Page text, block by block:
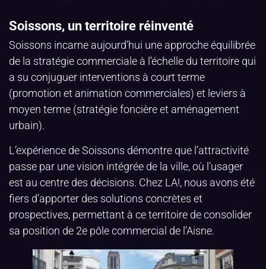
Soissons, un territoire réinventé
Soissons incarne aujourd’hui une approche équilibrée
de la stratégie commerciale à l’échelle du territoire qui
a su conjuguer interventions à court terme
(promotion et animation commerciales) et leviers à
moyen terme (stratégie foncière et aménagement
urbain).
L’expérience de Soissons démontre que l’attractivité
passe par une vision intégrée de la ville, où l’usager
est au centre des décisions. Chez LA!, nous avons été
fiers d’apporter des solutions concrètes et
prospectives, permettant à ce territoire de consolider
sa position de 2e pôle commercial de l’Aisne.